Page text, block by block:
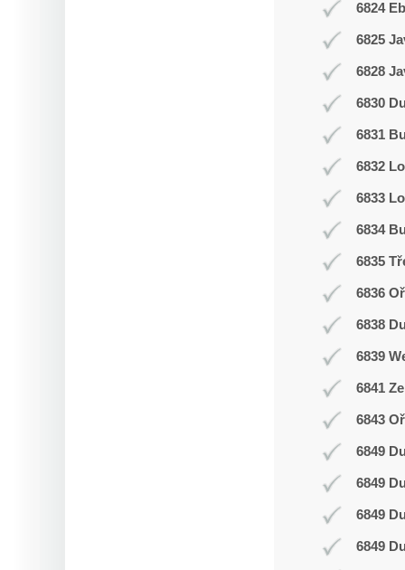
6824
6825
6828
6830
6831
6832
6833
6834
6835
6836
6838
6839
6841
6843
6849
6849
6849
6849